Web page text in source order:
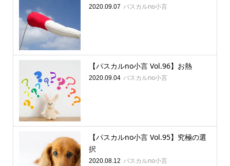
2020.09.07 パスカルno小言
【パスカルno小言 Vol.96】お熱
2020.09.04 パスカルno小言
【パスカルno小言 Vol.95】究極の選
択
2020.08.12 パスカルno小言